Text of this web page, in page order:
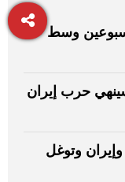
وسط
حرب إيران
وتوغل